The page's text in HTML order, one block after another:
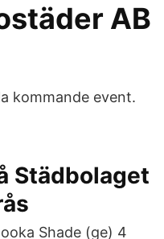
AB
kommande event.
Städbolaget
Shade (ge) 4